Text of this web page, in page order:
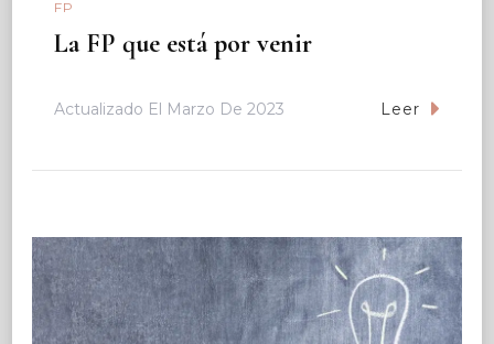
FP
La FP que está por venir
Actualizado El Marzo De 2023 Leer